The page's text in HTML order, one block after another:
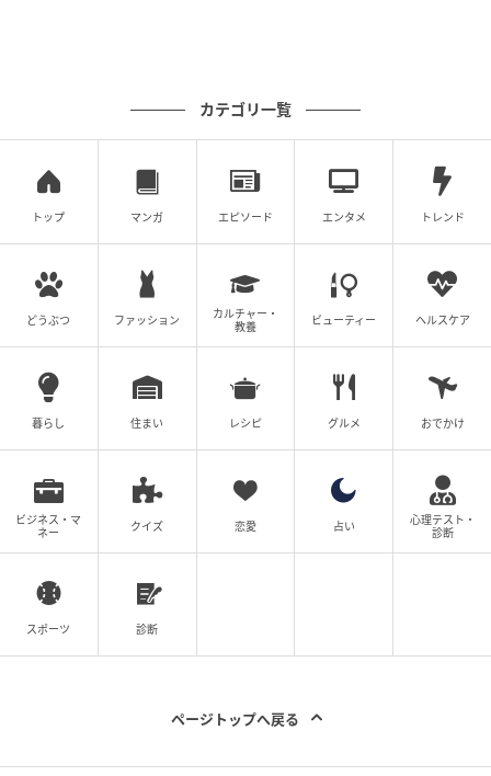
萩原さん。旅の経験も豊か、各国の料理が味作りのヒントに。
Information
カテゴリ一覧
トップ マンガ エピソード エンタメ トレンド
どうぶつ ファッション
カルチャー・
教養
ビューティー ヘルスケア
暮らし 住まい レシピ グルメ おでかけ
ビジネス・マ
ネー
クイズ 恋愛 占い
心理テスト・
診断
スポーツ 診断
ページトップへ戻る